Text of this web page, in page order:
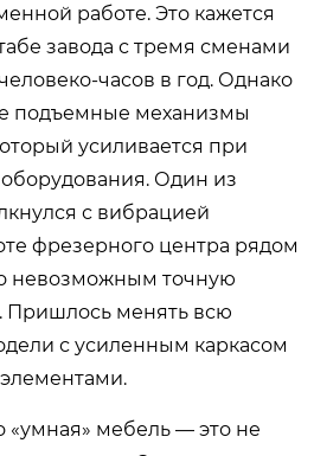
работе. Это кажется
завода с тремя сменами
часов в год. Однако
подъемные механизмы
усиливается при
Один из
с вибрацией
фрезерного центра рядом
невозможным точную
Пришлось менять всю
с усиленным каркасом
«умная» мебель — это не